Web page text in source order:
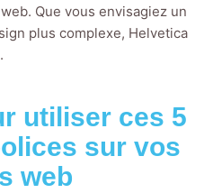
Que vous envisagiez un
plus complexe, Helvetica
utiliser ces 5
sur vos
web